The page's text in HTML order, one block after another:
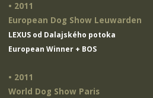
• 2011
European Dog Show Leuwarden
LEXUS od Dalajského potoka
European Winner + BOS
• 2011
World Dog Show Paris